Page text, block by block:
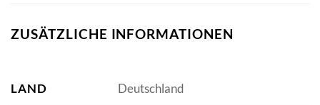
ZUSÄTZLICHE INFORMATIONEN
LAND Deutschland